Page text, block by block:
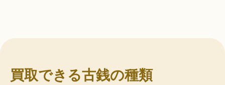
買取できる古銭の種類